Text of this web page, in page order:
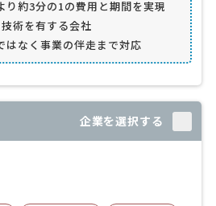
り約3分の1の費用と期間を実現
術を有する会社
はなく事業の伴走まで対応
企業を選択する